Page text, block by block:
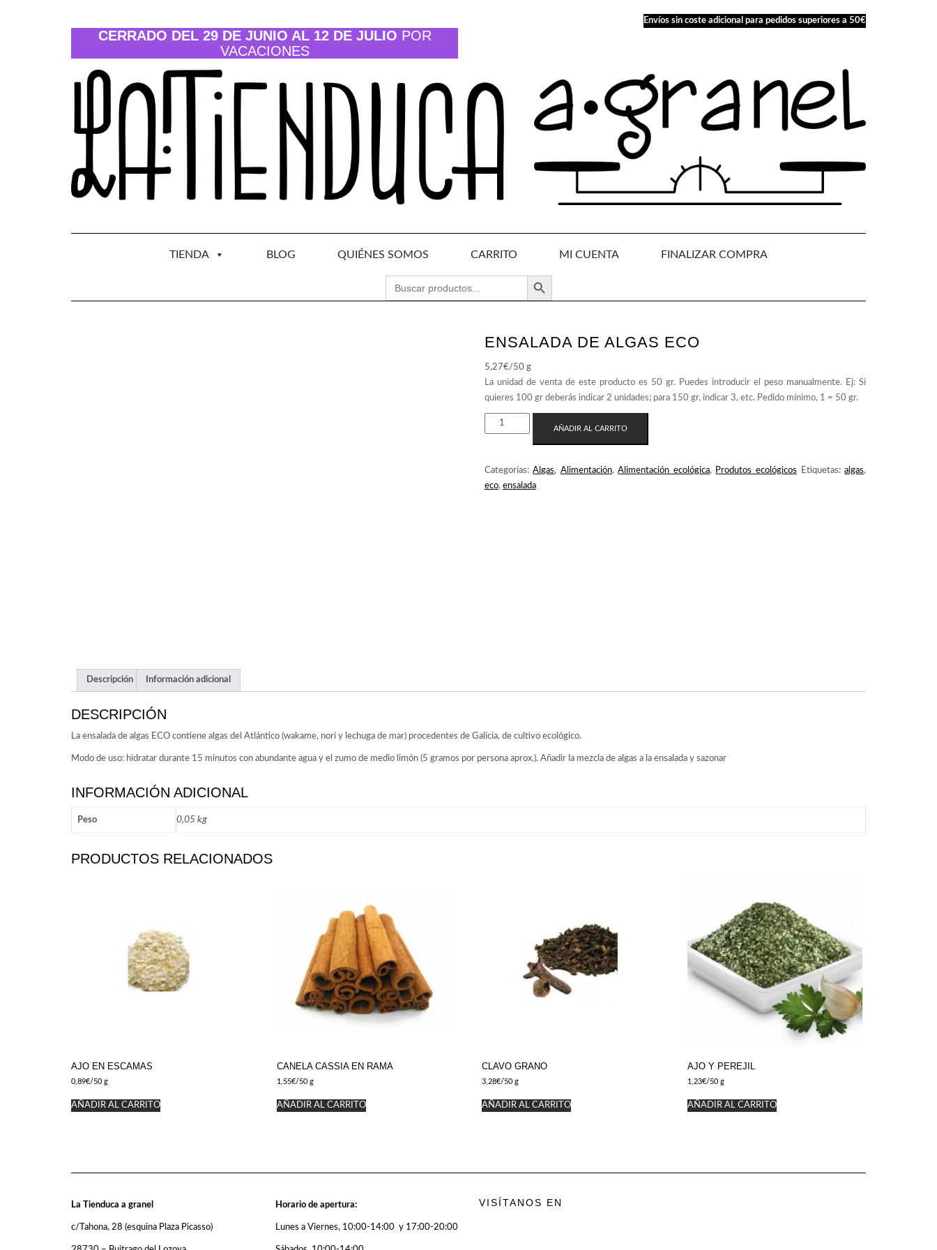
CERRADO DEL 29 DE JUNIO AL 12 DE JULIO POR
VACACIONES
Envíos sin coste adicional para pedidos superiores a 50€
TIENDA BLOG QUIÉNES SOMOS CARRITO MI CUENTA FINALIZAR COMPRA
BUSCAR:
BOTÓN DE BÚSQUEDA
ENSALADA DE ALGAS ECO
5,27€/50 g
ENSALADA
DE
ECO
CANTIDAD
AÑADIR AL CARRITO
Categorías:Algas, Alimentación,Alimentación ecológica, Produtos ecológicos Etiquetas:algas,
eco, ensalada
Descripción Información adicional
DESCRIPCIÓN
La ensalada de algas ECO contiene algas del Atlántico (wakame, nori y lechuga de mar) procedentes de Galicia, de cultivo ecológico.
Modo de uso: hidratar durante 15 minutos con abundante agua y el zumo de medio limón (5 gramos por persona aprox.). Añadir la mezcla de algas a la ensalada y sazonar
INFORMACIÓN ADICIONAL
Peso 0,05 kg
PRODUCTOS RELACIONADOS
AJO EN ESCAMAS
0,89€/50 g
AÑADIR AL CARRITO
CANELA CASSIA EN RAMA
1,55€/50 g
AÑADIR AL CARRITO
CLAVO GRANO
3,28€/50 g
AÑADIR AL CARRITO
AJO Y PEREJIL
1,23€/50 g
AÑADIR AL CARRITO
La Tienduca a granel
c/Tahona, 28 (esquina Plaza Picasso)
Horario de apertura:
Lunes a Viernes, 10:00-14:00 y 17:00-20:00
VISÍTANOS EN